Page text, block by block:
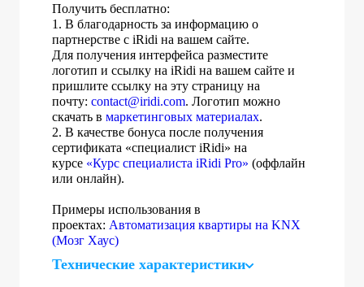
Получить бесплатно:
1. В благодарность за информацию о
партнерстве с iRidi на вашем сайте.
Для получения интерфейса разместите
логотип и ссылку на iRidi на вашем сайте и
пришлите ссылку на эту страницу на
почту: contact@iridi.com. Логотип можно
скачать в маркетинговых материалах.
2. В качестве бонуса после получения
сертификата «специалист iRidi» на
курсе «Курс специалиста iRidi Pro» (оффлайн
или онлайн).
Примеры использования в
проектах: Автоматизация квартиры на KNX
(Мозг Хаус)
Технические характеристики